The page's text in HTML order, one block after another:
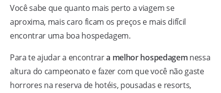
Você sabe que quanto mais perto a viagem se
aproxima, mais caro ficam os preços e mais difícil
encontrar uma boa hospedagem.
Para te ajudar a encontrara melhor hospedagem nessa
altura do campeonato e fazer com que você não gaste
horrores na reserva de hotéis, pousadas e resorts,